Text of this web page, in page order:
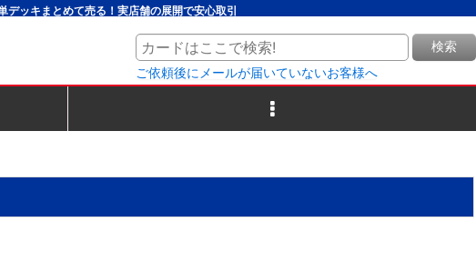
ッキまとめて売る！実店舗の展開で安心取引
検索
ご依頼後にメールが届いていないお客様へ